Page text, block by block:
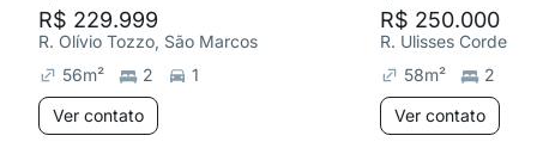
R$ 229.999
R. Olívio Tozzo, São Marcos
56m² 2
1
Ver contato
R$ 250.000
R. Ulisses
58m² 2
Ver contato